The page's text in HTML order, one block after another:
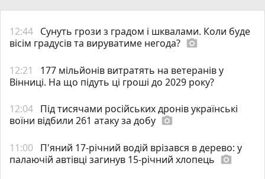
12:44 Сунуть грози з градом і шквалами. Коли буде
вісім градусів та вируватиме негода? photo_camera
12:21
177 мільйонів витратять на ветеранів у
Вінниці. На що підуть ці гроші до 2029 року?
12:04 Під тисячами російських дронів українські
воїни відбили 261 атаку за добу photo_camera
11:00 П'яний 17-річний водій врізався в дерево: у
палаючій автівці загинув 15-річний хлопець photo_camera